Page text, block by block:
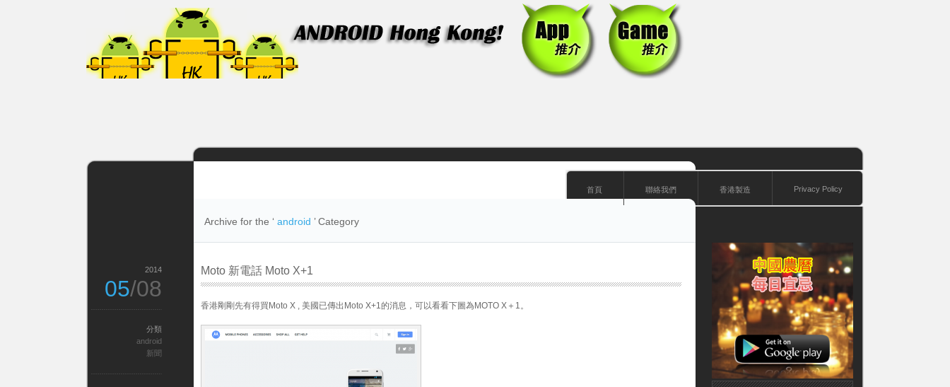
首頁 聯絡我們 香港製造 Privacy Policy
Archive for the ‘ android ’ Category
Moto 新電話 Moto X+1
香港剛剛先有得買Moto X , 美國已傳出Moto X+1的消息，可以看看下圖為MOTO X＋1。
2014
05/08
分類
android
新聞